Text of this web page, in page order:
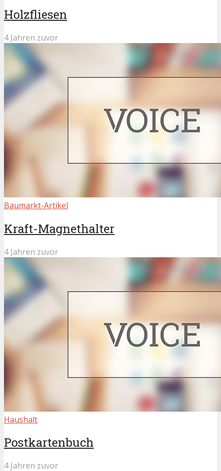
Holzfliesen
4 Jahren zuvor
Baumarkt-Artikel
Kraft-Magnethalter
4 Jahren zuvor
Haushalt
Postkartenbuch
4 Jahren zuvor